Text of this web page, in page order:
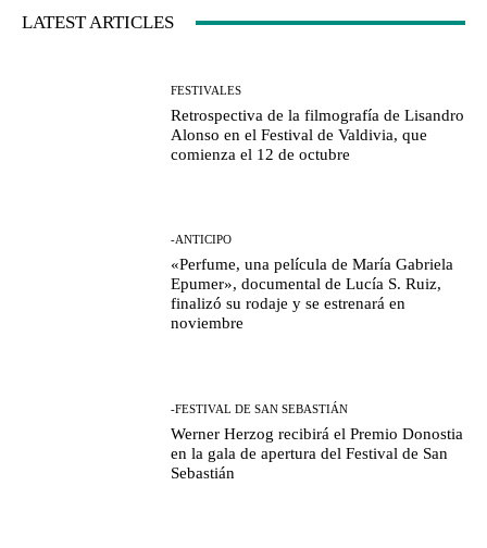
LATEST ARTICLES
FESTIVALES
Retrospectiva de la filmografía de Lisandro
Alonso en el Festival de Valdivia, que
comienza el 12 de octubre
-ANTICIPO
«Perfume, una película de María Gabriela
Epumer», documental de Lucía S. Ruiz,
finalizó su rodaje y se estrenará en
noviembre
-FESTIVAL DE SAN SEBASTIÁN
Werner Herzog recibirá el Premio Donostia
en la gala de apertura del Festival de San
Sebastián